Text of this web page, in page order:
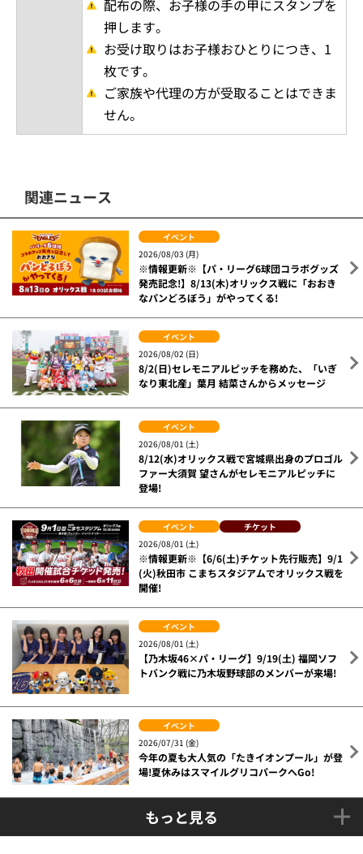
配布の際、お子様の手の甲にスタンプを
押します。
お受け取りはお子様おひとりにつき、1
枚です。
ご家族や代理の方が受取ることはできま
せん。
関連ニュース
イベント
2026/08/03 (月)
※情報更新※【パ・リーグ6球団コラボグッズ
発売記念!】8/13(木)オリックス戦に「おおき
なパンどろぼう」がやってくる!
イベント
2026/08/02 (日)
8/2(日)セレモニアルピッチを務めた、「いぎ
なり東北産」葉月 結菜さんからメッセージ
イベント
2026/08/01 (土)
8/12(水)オリックス戦で宮城県出身のプロゴル
ファー大須賀 望さんがセレモニアルピッチに
登場!
イベント
チケット
2026/08/01 (土)
※情報更新※【6/6(土)チケット先行販売】9/1
(火)秋田市 こまちスタジアムでオリックス戦を
開催!
イベント
2026/08/01 (土)
【乃木坂46×パ・リーグ】9/19(土) 福岡ソフ
トバンク戦に乃木坂野球部のメンバーが来場!
イベント
2026/07/31 (金)
今年の夏も大人気の「たきイオンプール」が登
場!夏休みはスマイルグリコパークへGo!
もっと見る